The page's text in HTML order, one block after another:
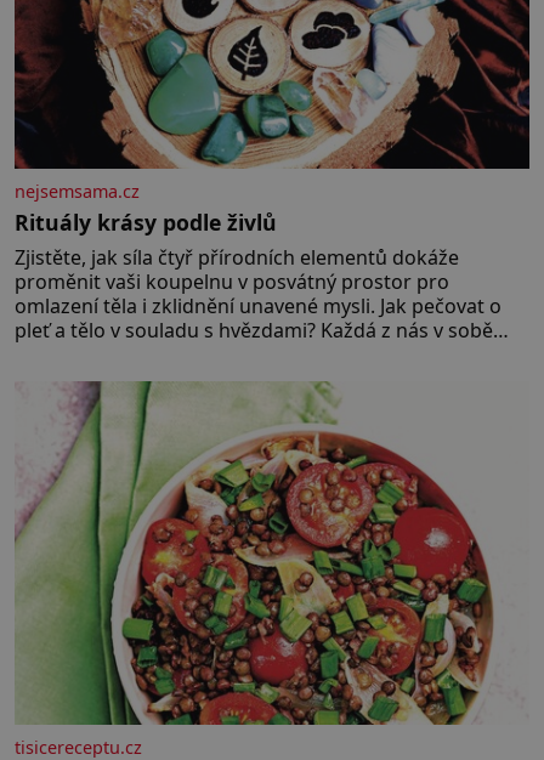
nejsemsama.cz
Rituály krásy podle živlů
Zjistěte, jak síla čtyř přírodních elementů dokáže
proměnit vaši koupelnu v posvátný prostor pro
omlazení těla i zklidnění unavené mysli. Jak pečovat o
pleť a tělo v souladu s hvězdami? Každá z nás v sobě
povaze, ale i v potřebách naší pokožky. Ohnivá znamení
Ženy narozené ve znamení Berana, Lva a Střelce v sobě
nesou žár, odvahu a neutuchající elán. Vaše
tisicereceptu.cz